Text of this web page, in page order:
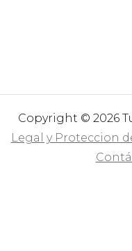
Copyright © 2026
Legal y Proteccion